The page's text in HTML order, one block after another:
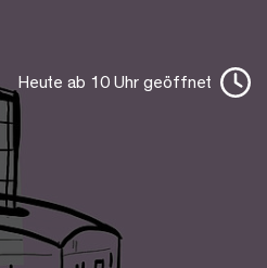
Heute ab 10 Uhr geöffnet